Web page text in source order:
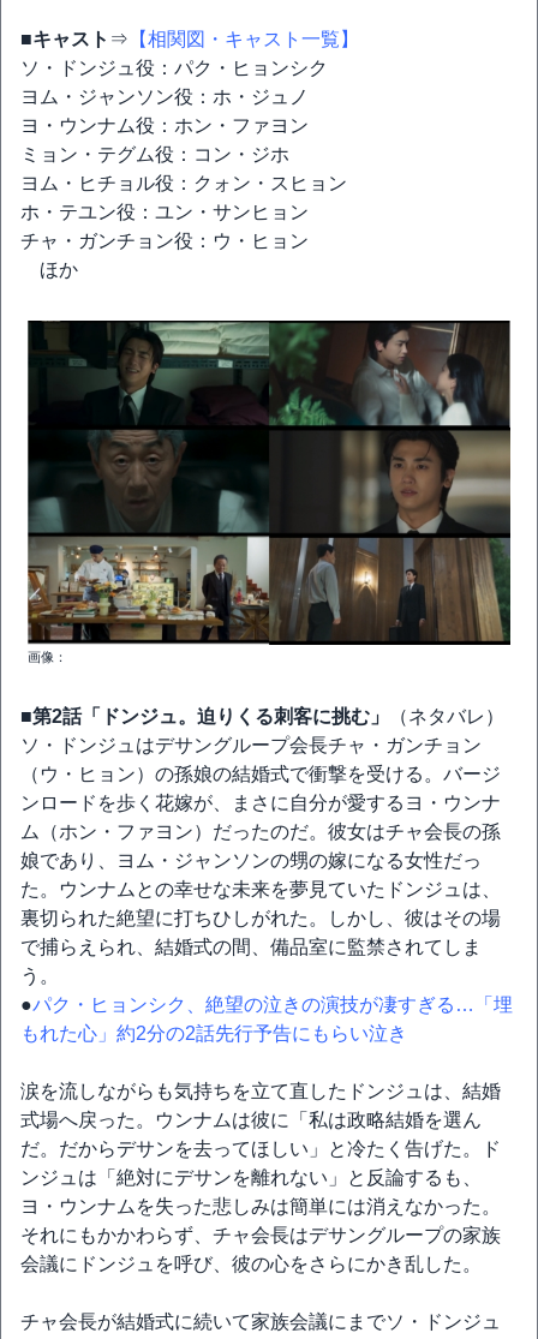
■キャスト ⇒ 【相関図・キャスト一覧】
ソ・ドンジュ役：パク・ヒョンシク
ヨム・ジャンソン役：ホ・ジュノ
ヨ・ウンナム役：ホン・ファヨン
ミョン・テグム役：コン・ジホ
ヨム・ヒチョル役：クォン・スヒョン
ホ・テユン役：ユン・サンヒョン
チャ・ガンチョン役：ウ・ヒョン
ほか
画像：
■第2話「ドンジュ。迫りくる刺客に挑む」
（ネタバレ）
ソ・ドンジュはデサングループ会長チャ・ガンチョン
（ウ・ヒョン）の孫娘の結婚式で衝撃を受ける。バージ
ンロードを歩く花嫁が、まさに自分が愛するヨ・ウンナ
ム（ホン・ファヨン）だったのだ。彼女はチャ会長の孫
娘であり、ヨム・ジャンソンの甥の嫁になる女性だっ
た。ウンナムとの幸せな未来を夢見ていたドンジュは、
裏切られた絶望に打ちひしがれた。しかし、彼はその場
で捕らえられ、結婚式の間、備品室に監禁されてしま
う。
●パク・ヒョンシク、絶望の泣きの演技が凄すぎる…「埋
もれた心」約2分の2話先行予告にもらい泣き
涙を流しながらも気持ちを立て直したドンジュは、結婚
式場へ戻った。ウンナムは彼に「私は政略結婚を選ん
だ。だからデサンを去ってほしい」と冷たく告げた。ド
ンジュは「絶対にデサンを離れない」と反論するも、
ヨ・ウンナムを失った悲しみは簡単には消えなかった。
それにもかかわらず、チャ会長はデサングループの家族
会議にドンジュを呼び、彼の心をさらにかき乱した。
チャ会長が結婚式に続いて家族会議にまでソ・ドンジュ